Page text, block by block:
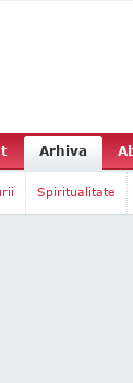
Arhiva
Spiritualitate